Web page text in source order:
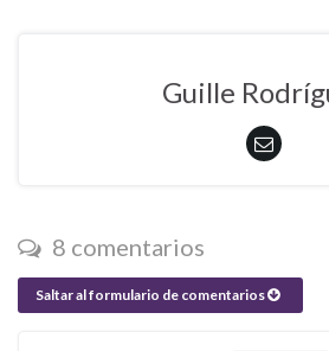
Guille
8 comentarios
Saltar al formulario de comentarios